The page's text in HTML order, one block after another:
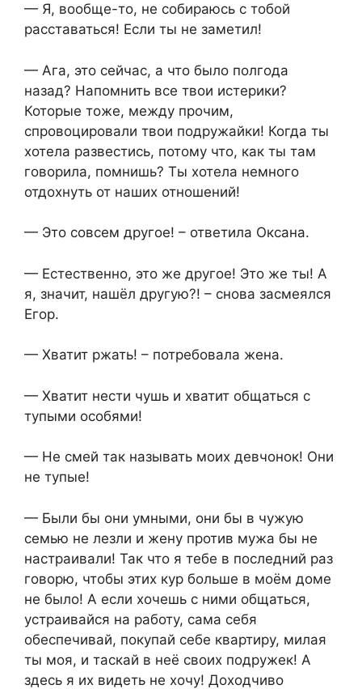
— Я, вообще-то, не собираюсь с тобой
расставаться! Если ты не заметил!
— Ага, это сейчас, а что было полгода
назад? Напомнить все твои истерики?
Которые тоже, между прочим,
спровоцировали твои подружайки! Когда ты
хотела развестись, потому что, как ты там
говорила, помнишь? Ты хотела немного
отдохнуть от наших отношений!
— Это совсем другое! – ответила Оксана.
— Естественно, это же другое! Это же ты! А
я, значит, нашёл другую?! – снова засмеялся
Егор.
— Хватит ржать! – потребовала жена.
— Хватит нести чушь и хватит общаться с
тупыми особями!
— Не смей так называть моих девчонок! Они
не тупые!
— Были бы они умными, они бы в чужую
семью не лезли и жену против мужа бы не
настраивали! Так что я тебе в последний раз
говорю, чтобы этих кур больше в моём доме
не было! А если хочешь с ними общаться,
устраивайся на работу, сама себя
обеспечивай, покупай себе квартиру, милая
ты моя, и таскай в неё своих подружек! А
здесь я их видеть не хочу! Доходчиво